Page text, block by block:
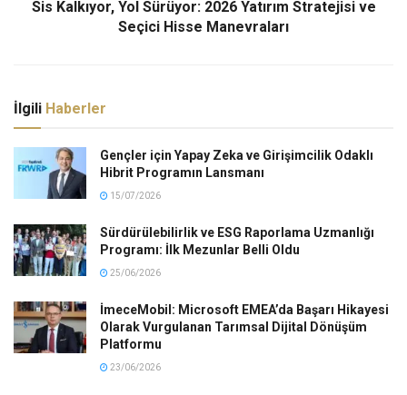
Sis Kalkıyor, Yol Sürüyor: 2026 Yatırım Stratejisi ve
Seçici Hisse Manevraları
İlgili Haberler
Gençler için Yapay Zeka ve Girişimcilik Odaklı
Hibrit Programın Lansmanı
15/07/2026
Sürdürülebilirlik ve ESG Raporlama Uzmanlığı
Programı: İlk Mezunlar Belli Oldu
25/06/2026
İmeceMobil: Microsoft EMEA’da Başarı Hikayesi
Olarak Vurgulanan Tarımsal Dijital Dönüşüm
Platformu
23/06/2026